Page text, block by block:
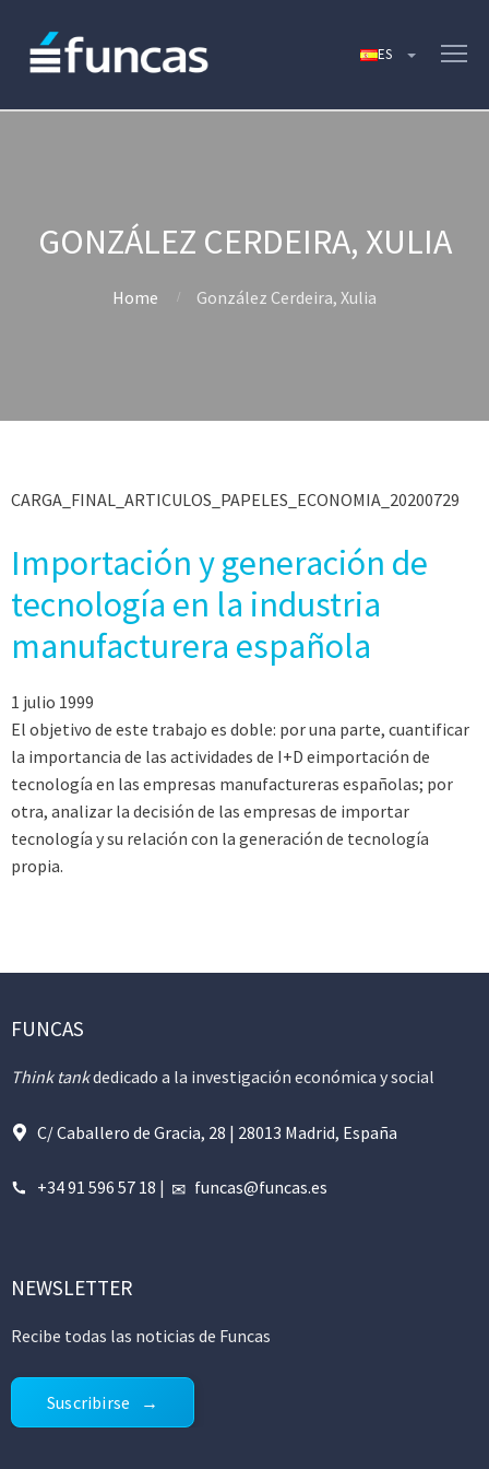
GONZÁLEZ CERDEIRA, XULIA
Home González Cerdeira, Xulia
CARGA_FINAL_ARTICULOS_PAPELES_ECONOMIA_20200729
Importación y generación de
tecnología en la industria
manufacturera española
1 julio 1999
El objetivo de este trabajo es doble: por una parte, cuantificar
la importancia de las actividades de I+D eimportación de
tecnología en las empresas manufactureras españolas; por
otra, analizar la decisión de las empresas de importar
tecnología y su relación con la generación de tecnología
propia.
FUNCAS
Think tankdedicado a la investigación económica y social
C/ Caballero de Gracia, 28 | 28013 Madrid, España
+34 91 596 57 18 | funcas@funcas.es
NEWSLETTER
Recibe todas las noticias de Funcas
Suscribirse